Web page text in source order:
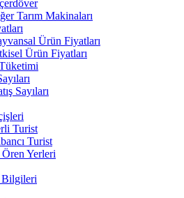
Tarım Makinaları
Ürün Fiyatları
Ürün Fiyatları
Sayıları
Turist
Turist
Yerleri
Bilgileri